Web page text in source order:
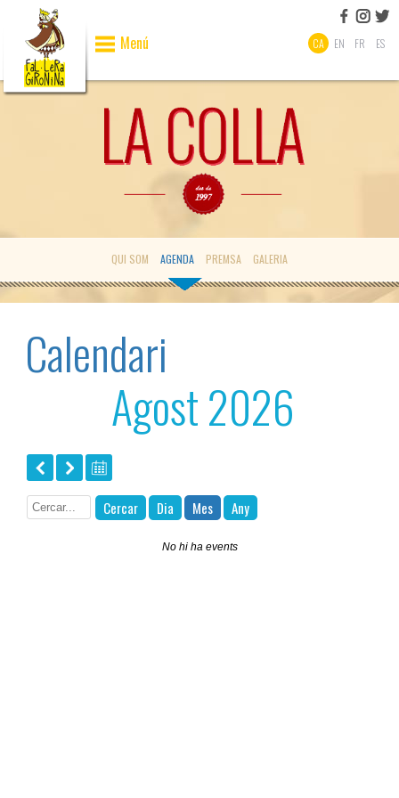
CA EN FR ES
Menú
QUI SOM AGENDA PREMSA GALERIA
Calendari
Agost 2026
Cercar Dia Mes Any
No hi ha events